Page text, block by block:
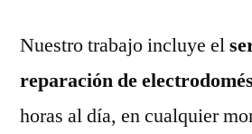
Nuestro trabajo incluye el
reparación de
horas al día, en cualquier